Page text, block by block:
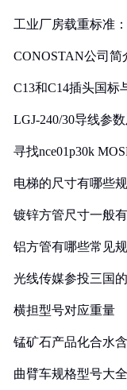
工业厂房载重标准
CONOSTAN公司简
C13和C14插头国标
LGJ-240/30导线参
寻找nce01p30k
电梯的尺寸有哪些
镀锌方管尺寸一般
铝方管有哪些常见
光线传媒参投三国
横担型号对应重量
锰矿石产品化合水
曲臂车规格型号大全